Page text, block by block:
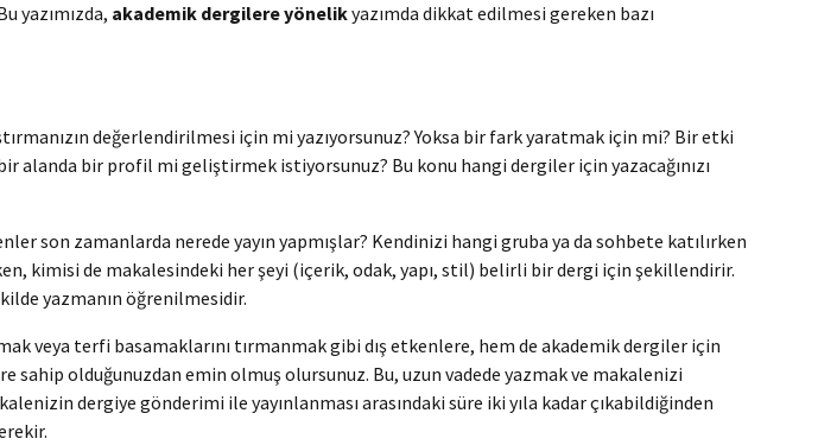
yazımızda, akademik dergilere yönelikyazımda dikkat edilmesi gereken bazı
değerlendirilmesi için mi yazıyorsunuz? Yoksa bir fark yaratmak için mi? Bir etki
bir profil mi geliştirmek istiyorsunuz? Bu konu hangi dergiler için yazacağınızı
son zamanlarda nerede yayın yapmışlar? Kendinizi hangi gruba ya da sohbete katılırken
kimisi de makalesindeki her şeyi (içerik, odak, yapı, stil) belirli bir dergi için şekillendirir.
yazmanın öğrenilmesidir.
veya terfi basamaklarını tırmanmak gibi dış etkenlere, hem de akademik dergiler için
olduğunuzdan emin olmuş olursunuz. Bu, uzun vadede yazmak ve makalenizi
dergiye gönderimi ile yayınlanması arasındaki süre iki yıla kadar çıkabildiğinden